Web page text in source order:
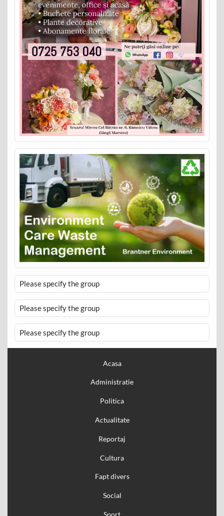
Please specify the group
Please specify the group
Please specify the group
Acasa
Administratie
Politica
Actualitate
Reportaj
Cultura
Fapt divers
Social
Sport